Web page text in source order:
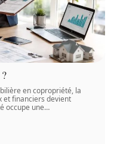
en copropriété, la
et financiers devient
occupe une…